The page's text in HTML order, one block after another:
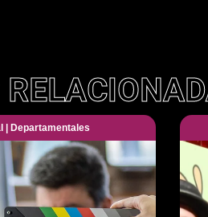
Departamentales